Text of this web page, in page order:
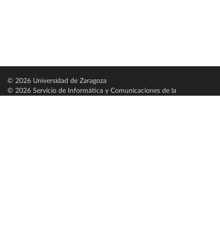
© 2026 Universidad de Zaragoza
© 2026 Servicio de Informática y Comunicaciones de la